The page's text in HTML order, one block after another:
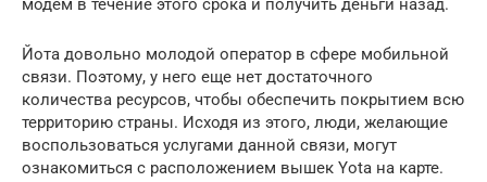
модем в течение этого срока и получить деньги назад.
Йота довольно молодой оператор в сфере мобильной
связи. Поэтому, у него еще нет достаточного
количества ресурсов, чтобы обеспечить покрытием всю
территорию страны. Исходя из этого, люди, желающие
воспользоваться услугами данной связи, могут
ознакомиться с расположением вышек Yota на карте.